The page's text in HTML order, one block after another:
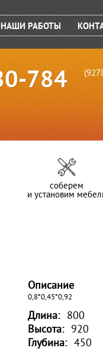
НАШИ РАБОТЫ
784
соберем
и установим
Описание
0,8*0,45*0,92
Длина: 800
Высота: 920
Глубина: 450